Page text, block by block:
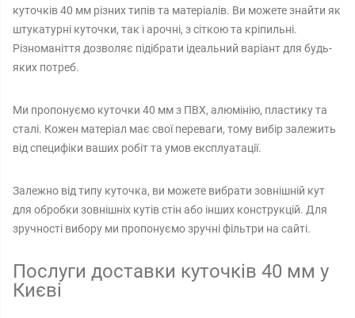
куточків 40 мм різних типів та матеріалів. Ви можете знайти як
штукатурні куточки, так і арочні, з сіткою та кріпильні.
Різноманіття дозволяє підібрати ідеальний варіант для будь-
яких потреб.
Ми пропонуємо куточки 40 мм з ПВХ, алюмінію, пластику та
сталі. Кожен матеріал має свої переваги, тому вибір залежить
від специфіки ваших робіт та умов експлуатації.
Залежно від типу куточка, ви можете вибрати зовнішній кут
для обробки зовнішніх кутів стін або інших конструкцій. Для
зручності вибору ми пропонуємо зручні фільтри на сайті.
Послуги доставки куточків 40 мм у
Києві